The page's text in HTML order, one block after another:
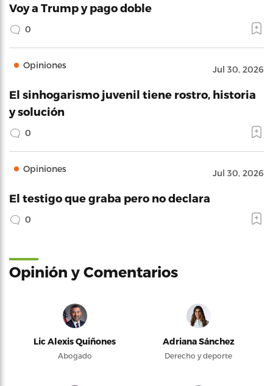
Voy a Trump y pago doble
0
Opiniones Jul 30, 2026
El sinhogarismo juvenil tiene rostro, historia
y solución
0
Opiniones Jul 30, 2026
El testigo que graba pero no declara
0
Opinión y Comentarios
Lic Alexis Quiñones
Abogado
Adriana Sánchez
Derecho y deporte